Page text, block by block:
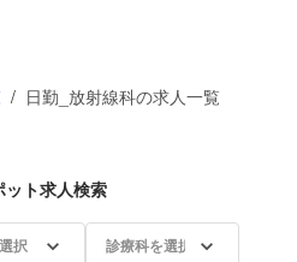
/ 日勤_放射線科の求人一覧
ット求人検索
択 診療科を選択